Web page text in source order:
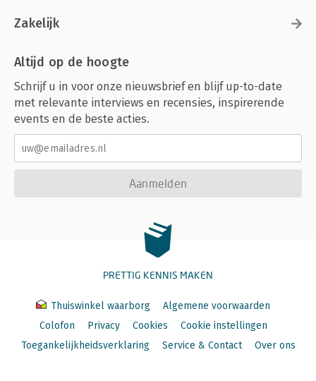
Zakelijk
Altijd op de hoogte
Schrijf u in voor onze nieuwsbrief en blijf up-to-date
met relevante interviews en recensies, inspirerende
events en de beste acties.
Aanmelden
PRETTIG KENNIS MAKEN
Thuiswinkel waarborg
Algemene voorwaarden
Colofon
Privacy Cookies
Cookie instellingen
Toegankelijkheidsverklaring
Service & Contact Over ons